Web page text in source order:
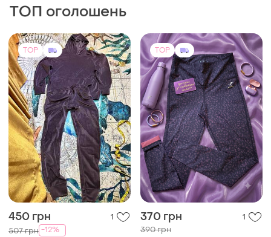
ТОП оголошень
TOP
450 грн 1
507 грн -12%
TOP
370 грн 1
390 грн